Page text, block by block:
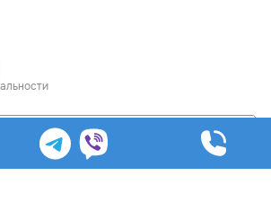
Рассчитать стоимость